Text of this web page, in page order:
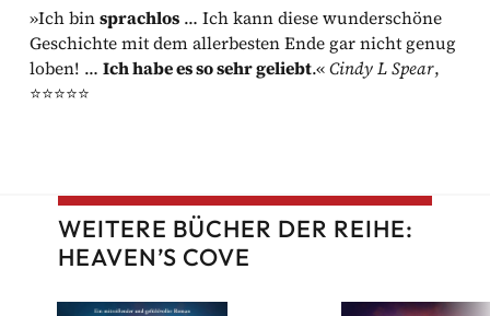
»Ich binsprachlos … Ich kann diese wunderschöne
Geschichte mit dem allerbesten Ende gar nicht genug
loben! …Ich habe es so sehr geliebt.«Cindy L Spear,
⭐⭐⭐⭐⭐
WEITERE BÜCHER DER REIHE:
HEAVEN’S COVE